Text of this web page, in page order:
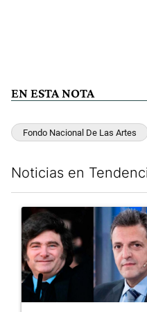
EN ESTA NOTA
Fondo Nacional De Las Artes
Noticias en
Un artículo de tendencia